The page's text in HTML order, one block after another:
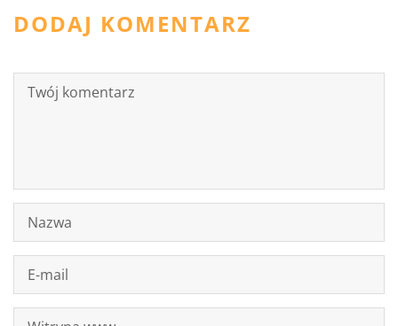
DODAJ KOMENTARZ